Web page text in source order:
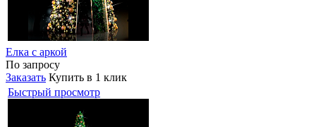
Елка с аркой
По запросу
Заказать Купить в 1 клик
Быстрый просмотр